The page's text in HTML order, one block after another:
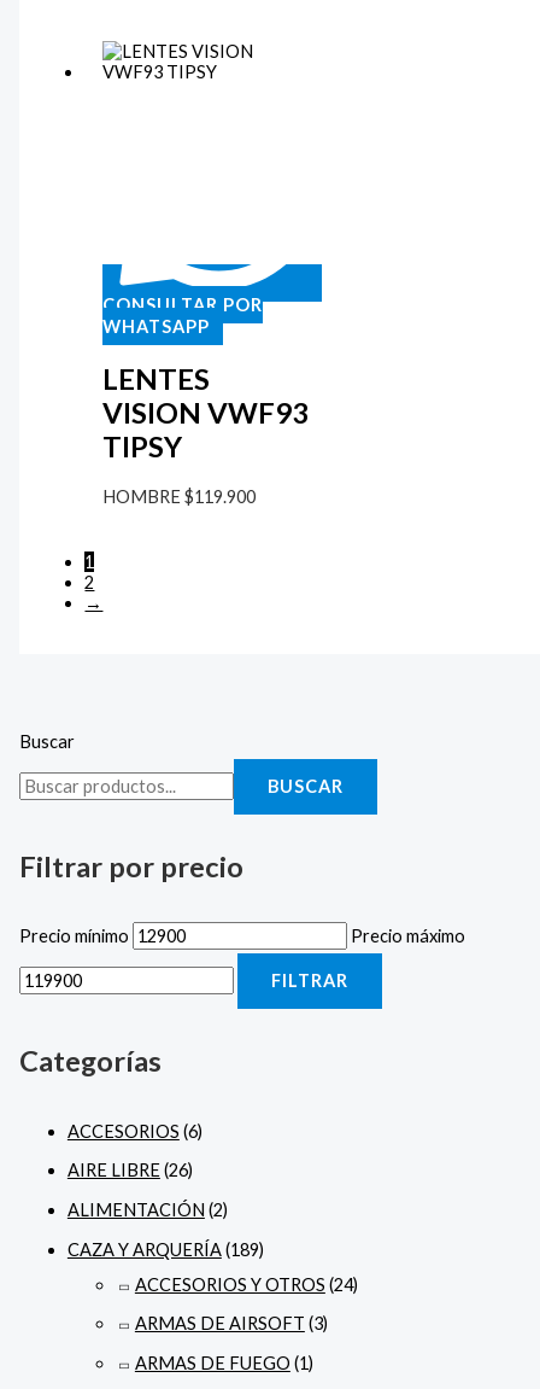
Buscar
BUSCAR
Filtrar por precio
Precio mínimo Precio máximo
FILTRAR
Categorías
ACCESORIOS (6)
AIRE LIBRE(26)
ALIMENTACIÓN (2)
CAZA Y ARQUERÍA(189)
ACCESORIOS Y OTROS (24)
ARMAS DE AIRSOFT (3)
ARMAS DE FUEGO (1)
CONSULTAR POR
WHATSAPP
LENTES
VISION VWF93
TIPSY
HOMBRE$119.900
1
2
→